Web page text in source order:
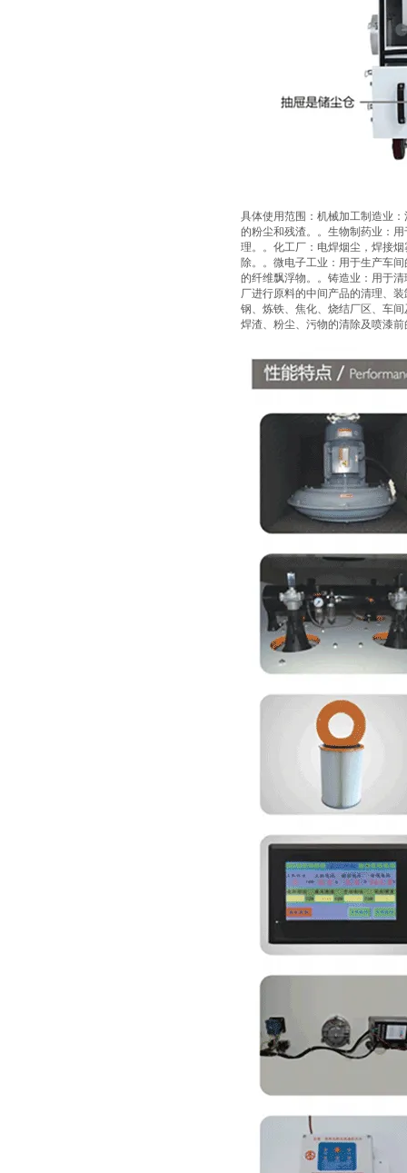
具体使用范围：机械加工制造业
的粉尘和残渣。。生物制药业：
理。。化工厂：电焊烟尘，焊接
除。。微电子工业：用于生产车
的纤维飘浮物。。铸造业：用于
厂进行原料的中间产品的清理、
钢、炼铁、焦化、烧结厂区、车
焊渣、粉尘、污物的清除及喷漆